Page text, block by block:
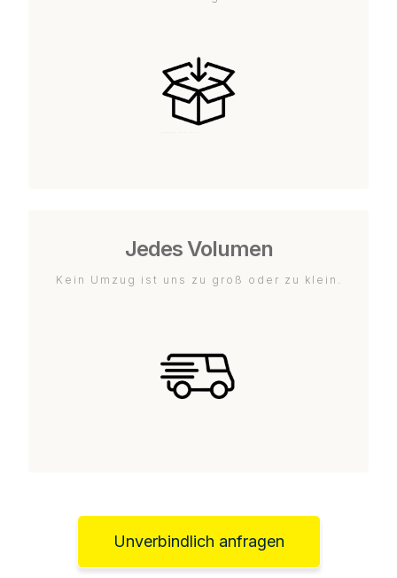
Jedes Volumen
Kein Umzug ist uns zu groß oder zu klein.
Unverbindlich anfragen